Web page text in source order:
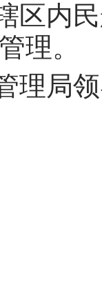
内民
理。
局领